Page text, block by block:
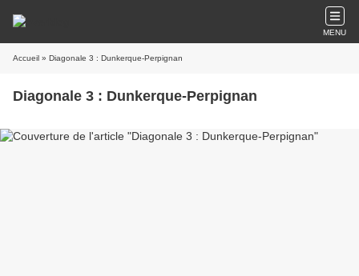
MENU
Accueil » Diagonale 3 : Dunkerque-Perpignan
Diagonale 3 : Dunkerque-Perpignan